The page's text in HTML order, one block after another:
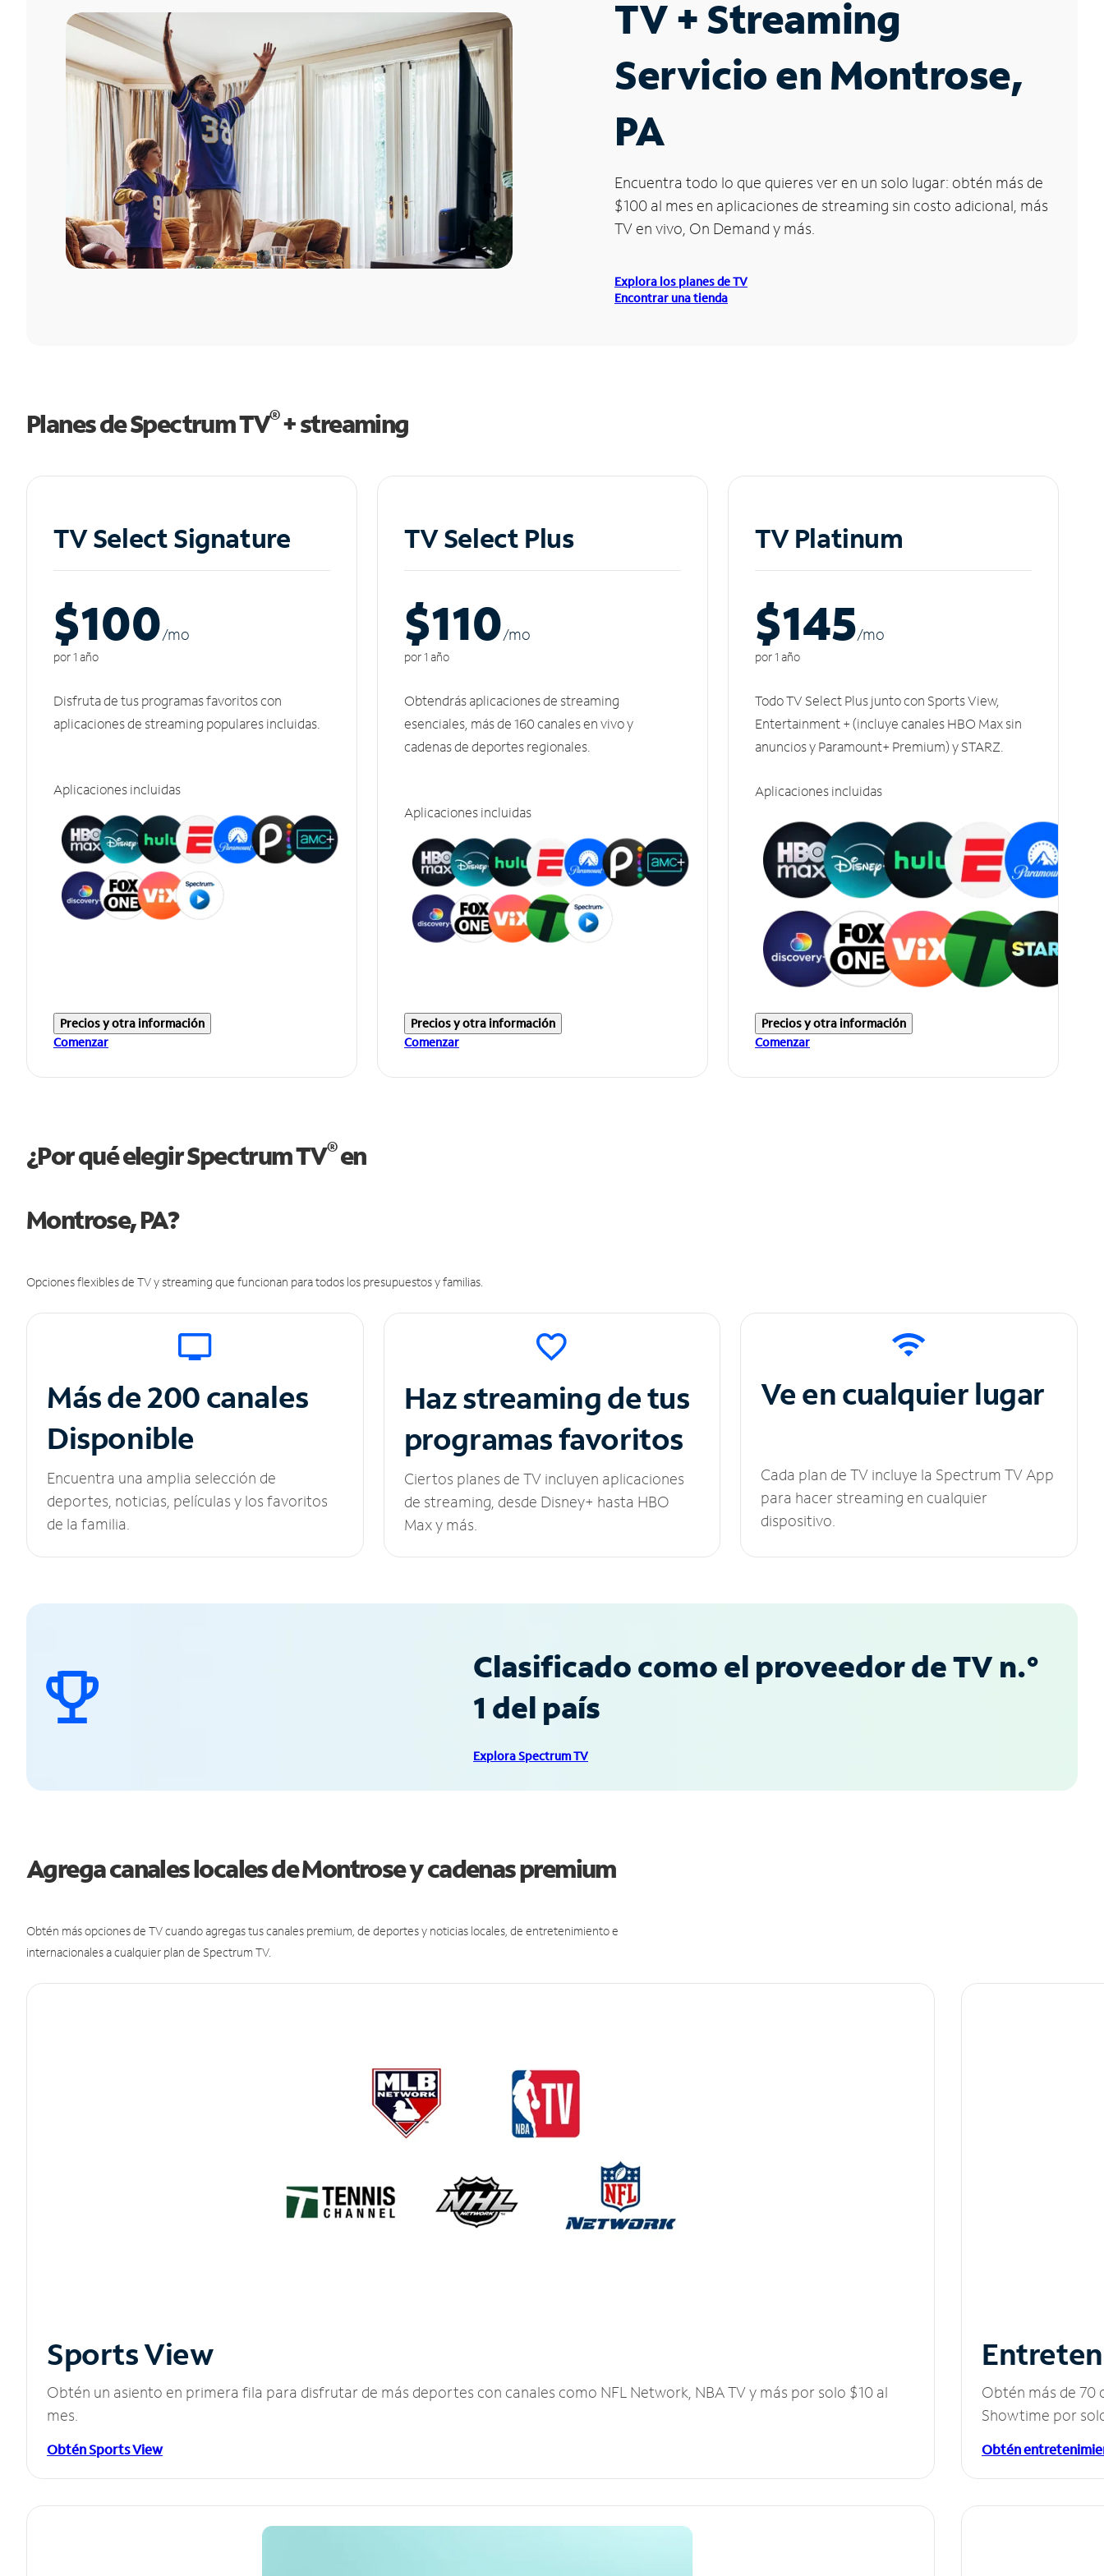
TV + Streaming
Servicio en Montrose,
PA
Encuentra todo lo que quieres ver en un solo lugar: obtén más de
$100 al mes en aplicaciones de streaming sin costo adicional, más
TV en vivo, On Demand y más.
Explora los planes de TV
Encontrar una tienda
Planes de Spectrum TV®+ streaming
TV Select Signature
$100/mo
por 1 año
Disfruta de tus programas favoritos con
aplicaciones de streaming populares incluidas.
Aplicaciones incluidas
Precios y otra información
Comenzar
TV Select Plus
$110/mo
por 1 año
Obtendrás aplicaciones de streaming
esenciales, más de 160 canales en vivo y
cadenas de deportes regionales.
Aplicaciones incluidas
Precios y otra información
Comenzar
TV Platinum
$145/mo
por 1 año
Todo TV Select Plus junto con Sports View,
Entertainment + (incluye canales HBO Max sin
anuncios y Paramount+ Premium) y STARZ.
Aplicaciones incluidas
Precios y otra información
Comenzar
¿Por qué elegir Spectrum TV®en
Montrose, PA?
Opciones flexibles de TV y streaming que funcionan para todos los presupuestos y familias.
Más de 200 canales
Disponible
Encuentra una amplia selección de
deportes, noticias, películas y los favoritos
de la familia.
Haz streaming de tus
programas favoritos
Ciertos planes de TV incluyen aplicaciones
de streaming, desde Disney+ hasta HBO
Max y más.
Ve en cualquier lugar
Cada plan de TV incluye la Spectrum TV App
para hacer streaming en cualquier
dispositivo.
Clasificado como el proveedor de TV n.°
1 del país
Explora Spectrum TV
Agrega canales locales de Montrose y cadenas premium
Obtén más opciones de TV cuando agregas tus canales premium, de deportes y noticias locales, de entretenimiento e
internacionales a cualquier plan de Spectrum TV.
Sports View
Obtén un asiento en primera fila para disfrutar de más deportes con canales como NFL Network, NBA TV y más por solo $10 al
mes.
Obtén Sports View
Obtén más de 70
Showtime por
Obtén